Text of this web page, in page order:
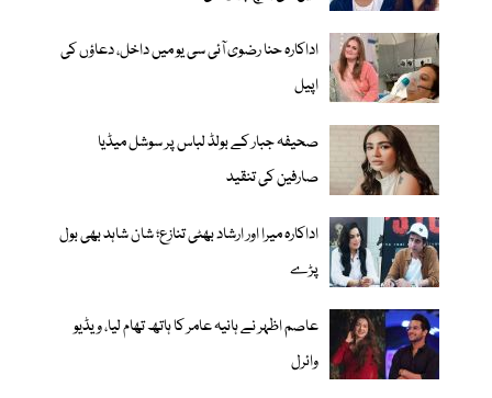
اداکارہ حنا رضوی آئی سی یو میں داخل، دعاؤں کی
اپیل
صحیفہ جبار کے بولڈ لباس پر سوشل میڈیا
صارفین کی تنقید
اداکارہ میرا اور ارشاد بھٹی تنازع؛ شان شاہد بھی بول
پڑے
عاصم اظہر نے ہانیہ عامر کا ہاتھ تھام لیا، ویڈیو
وائرل